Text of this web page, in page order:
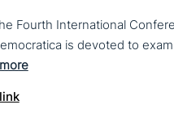
Fourth International